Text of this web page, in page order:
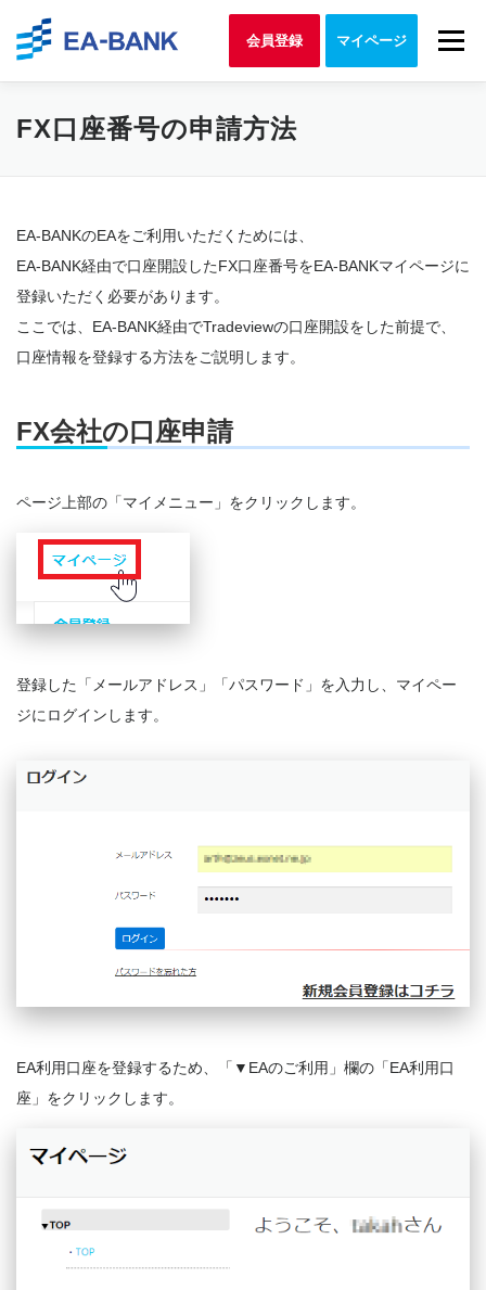
Menu
会員登録 マイページ
FX口座番号の申請方法
EA-BANKのEAをご利用いただくためには、
EA-BANK経由で口座開設したFX口座番号をEA-BANKマイページに
登録いただく必要があります。
ここでは、EA-BANK経由でTradeviewの口座開設をした前提で、
口座情報を登録する方法をご説明します。
FX会社の口座申請
ページ上部の「マイメニュー」をクリックします。
登録した「メールアドレス」「パスワード」を入力し、マイペー
ジにログインします。
EA利用口座を登録するため、「▼EAのご利用」欄の「EA利用口
座」をクリックします。